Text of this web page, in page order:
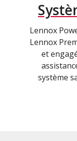
Lennox
Lennox
et
système